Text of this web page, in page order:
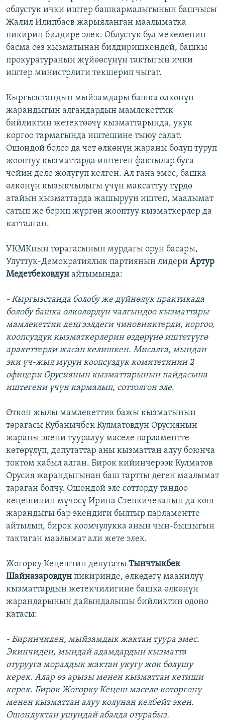
облустук ички иштер башкармалыгынын башчысы
Жалил Илипбаев жарыяланган маалыматка
пикирин билдире элек. Облустук бул мекеменин
басма сөз кызматынан билдиришкендей, башкы
прокуратуранын жүйөөсүнүн тактыгын ички
иштер министрлиги текшерип чыгат.
Кыргызстандын мыйзамдары башка өлкөнүн
жарандыгын алгандардын мамлекеттик
бийликтин жетектөөчү кызматтарында, укук
коргоо тармагында иштешине тыюу салат.
Ошондой болсо да чет өлкөнүн жараны болуп туруп
жооптуу кызматтарда иштеген фактылар буга
чейин деле жолугуп келген. Ал гана эмес, башка
өлкөнүн кызыкчылыгы үчүн максаттуу түрдө
атайын кызматтарда жашыруун иштеп, маалымат
сатып же берип жүргөн жооптуу кызматкерлер да
катталган.
УКМКнын төрагасынын мурдагы орун басары,
Улуттук-Демократиялык партиянын лидери Артур
Медетбековдун айтымында:
- Кыргызстанда болобу же дүйнөлүк практикада
болобу башка өлкөлөрдүн чалгындоо кызматтары
мамлекеттик деңгээлдеги чиновниктерди, коргоо,
коопсуздук кызматкерлерин өздөрүнө иштетүүгө
аракеттерди жасап келишкен. Мисалга, мындан
эки үч-жыл мурун коопсуздук комитетинин 2
офицери Орусиянын кызматтарынын пайдасына
иштегени үчүн кармалып, соттолгон эле.
Өткөн жылы мамлекеттик бажы кызматынын
төрагасы Кубанычбек Кулматовдун Орусиянын
жараны экени тууралуу маселе парламентте
көтөрүлүп, депутаттар аны кызматтан алуу боюнча
токтом кабыл алган. Бирок кийинчерээк Кулматов
Орусия жарандыгынан баш тартты деген маалымат
тараган болчу. Ошондой эле сотторду тандоо
кеңешинин мүчөсү Ирина Степкичеванын да кош
жарандыгы бар экендиги былтыр парламентте
айтылып, бирок коомчулукка анын чын-бышыгын
тактаган маалымат али жете элек.
Жогорку Кеңештин депутаты Тынчтыкбек
Шайназаровдун пикиринде, өлкөдөгү маанилүү
кызматтардын жетекчилигине башка өлкөнүн
жарандарынын дайындалышы бийликтин одоно
катасы:
- Биринчиден, мыйзамдык жактан туура эмес.
Экинчиден, мындай адамдардын кызматта
отурууга моралдык жактан укугу жок болушу
керек. Алар өз арызы менен кызматтан кетиши
керек. Бирок Жогорку Кеңеш маселе көтөргөнү
менен кызматтан алуу колунан келбейт экен.
Ошондуктан ушундай абалда отурабыз.